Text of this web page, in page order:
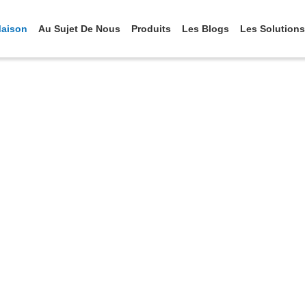
Au Sujet De Nous Produits Les Blogs Les Solutions